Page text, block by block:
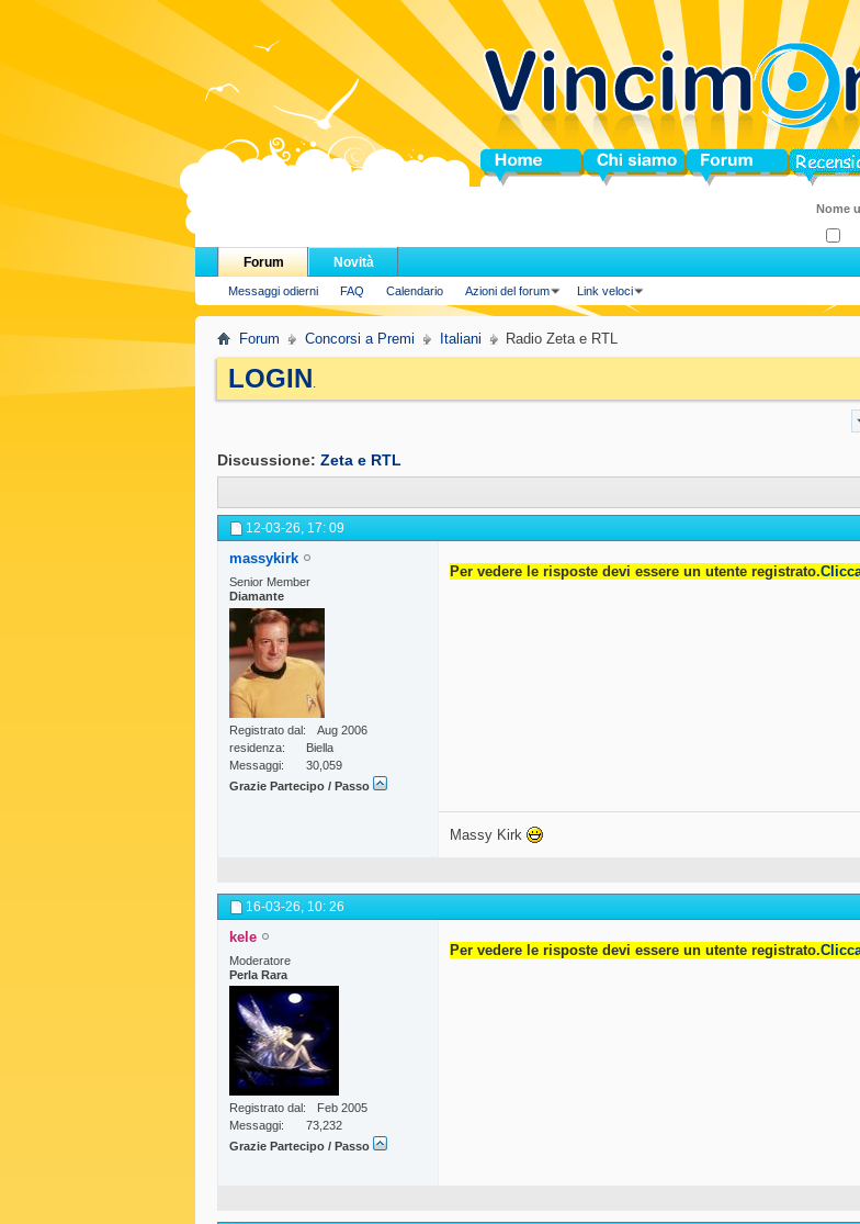
Home Chi siamo Forum Blog
Forum
Messaggi odierni FAQ Calendario Azioni del forum Link veloci
Novità
Forum Concorsi a Premi Italiani Radio Zeta e RTL
LOGIN.
Discussione: Zeta e RTL
12-03-26, 17: 09
massykirk
Senior Member
Diamante
Registrato dal
Aug 2006
residenza
Biella
Messaggi
30,059
Grazie Partecipo / Passo
Per vedere le risposte devi essere un utente registrato.
Massy Kirk
16-03-26, 10: 26
kele
Moderatore
Perla Rara
Registrato dal
Feb 2005
Messaggi
73,232
Grazie Partecipo / Passo
Per vedere le risposte devi essere un utente registrato.